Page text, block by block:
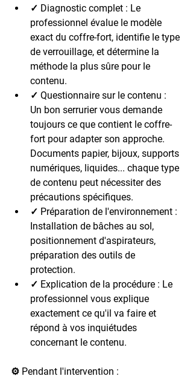
✓ Diagnostic complet : Le
professionnel évalue le modèle
exact du coffre-fort, identifie le type
de verrouillage, et détermine la
méthode la plus sûre pour le
contenu.
✓ Questionnaire sur le contenu :
Un bon serrurier vous demande
toujours ce que contient le coffre-
fort pour adapter son approche.
Documents papier, bijoux, supports
numériques, liquides... chaque type
de contenu peut nécessiter des
précautions spécifiques.
✓ Préparation de l'environnement :
Installation de bâches au sol,
positionnement d'aspirateurs,
préparation des outils de
protection.
✓ Explication de la procédure : Le
professionnel vous explique
exactement ce qu'il va faire et
répond à vos inquiétudes
concernant le contenu.
⚙️ Pendant l'intervention :